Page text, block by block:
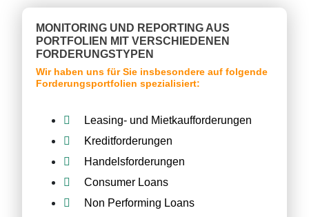
MONITORING UND REPORTING AUS
PORTFOLIEN MIT VERSCHIEDENEN
FORDERUNGSTYPEN
Wir haben uns für Sie insbesondere auf folgende
Forderungsportfolien spezialisiert:
Leasing- und Mietkaufforderungen
Kreditforderungen
Handelsforderungen
Consumer Loans
Non Performing Loans